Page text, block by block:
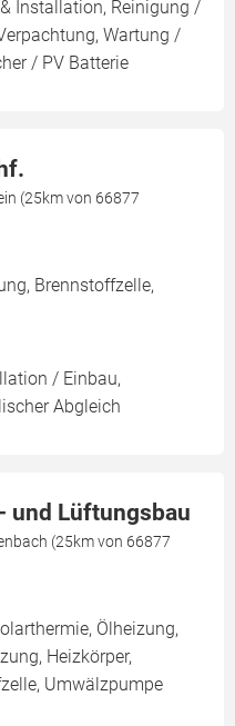
Installation, Reinigung /
Wartung /
/ PV Batterie
(25km von 66877
Brennstoffzelle,
/ Einbau,
Abgleich
und Lüftungsbau
(25km von 66877
Ölheizung,
Heizkörper,
Umwälzpumpe